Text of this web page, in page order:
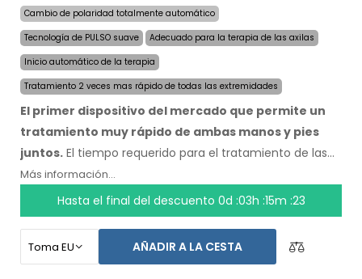
Cambio de polaridad totalmente automático
Tecnología de PULSO suave
Adecuado para la terapia de las axilas
Inicio automático de la terapia
Tratamiento 2 veces mas rápido de todas las extremidades
El primer dispositivo del mercado que permite un
tratamiento muy rápido de ambas manos y pies
juntos. El tiempo requerido para el tratamiento de las
cuatro extremidades fue reducido a la mitad, a un
máximo de 24 minutos, y la duración y velocidad de los
efectos se mantienen. Con el sistema automático no
depende de ninguna otra persona. Tenga sus manos,
Más información...
Hasta el final del descuento 0d :03h :15m :22
AÑADIR A LA CESTA